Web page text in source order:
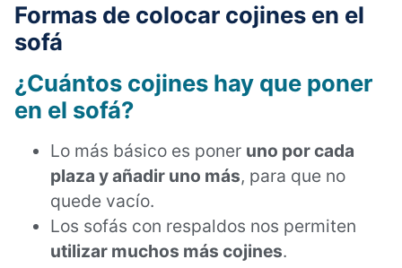
Formas de colocar cojines en el
sofá
¿Cuántos cojines hay que poner
en el sofá?
Lo más básico es poner uno por cada
plaza y añadir uno más, para que no
quede vacío.
Los sofás con respaldos nos permiten
utilizar muchos más cojines.